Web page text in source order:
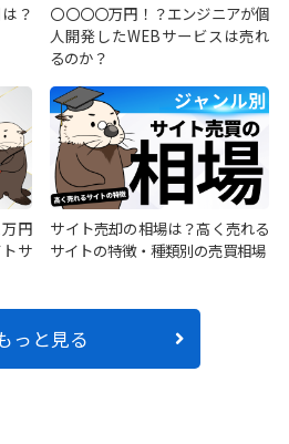
？
〇〇〇〇万円！？エンジニアが個
人開発したWEBサービスは売れ
るのか？
円
サ
サイト売却の相場は？高く売れる
サイトの特徴・種類別の売買相場
っと見る